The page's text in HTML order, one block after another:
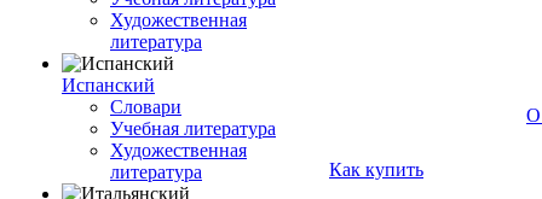
Художественная
литература
Испанский
Словари
Учебная литература
Художественная
литература
Как купить
О